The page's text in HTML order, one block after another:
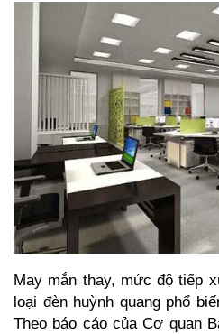
May mắn thay, mức độ tiếp
loại đèn huỳnh quang phổ
Theo báo cáo của Cơ quan